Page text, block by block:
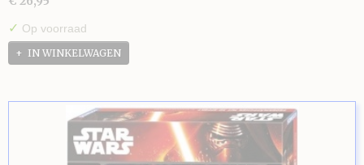
✓ Op voorraad
IN WINKELWAGEN